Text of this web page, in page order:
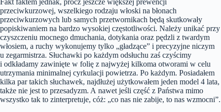
przeciwkurzowej, wszelkiego rodzaju włoski na błonach
przeciwkurzowych lub samych przetwornikach będą skutkowały
popiskiwaniem na bardzo wysokiej częstotliwości. Należy unikać przy
czyszczeniu mocnego dmuchania, dotykania oraz pędzli z twardym
włosiem, a ruchy wykonujemy tylko „gładzące” i precyzyjne niczym
u zegarmistrza. Słuchawki po każdym odsłuchu zaś czyścimy
i odkładamy zawinięte w folię z najwyżej kilkoma otworami w celu
utrzymania minimalnej cyrkulacji powietrza. Po każdym. Posiadałem
kilka par takich słuchawek, najdłużej użytkowałem jeden model 4 lata,
także nie jest to przesadyzm. A nawet jeśli część z Państwa mimo
wszystko tak to zinterpretuje, cóż: „co nas nie zabije, to nas wzmocni”.